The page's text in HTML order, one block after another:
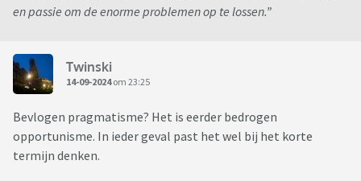
en passie om de enorme problemen op te lossen.”
Twinski
14-09-2024om 23:25
Bevlogen pragmatisme? Het is eerder bedrogen
opportunisme. In ieder geval past het wel bij het korte
termijn denken.